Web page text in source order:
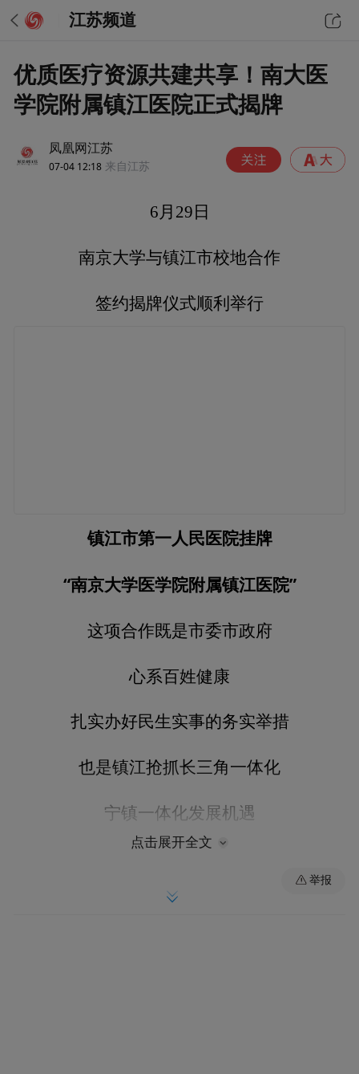
江苏频道
优质医疗资源共建共享！南大医
学院附属镇江医院正式揭牌
凤凰网江苏
07-04 12:18 来自江苏
6月29日
南京大学与镇江市校地合作
签约揭牌仪式顺利举行
镇江市第一人民医院挂牌
“南京大学医学院附属镇江医院”
这项合作既是市委市政府
心系百姓健康
扎实办好民生实事的务实举措
也是镇江抢抓长三角一体化
宁镇一体化发展机遇
区域医疗服务迎来提质升级的新契机
点击展开全文
举报